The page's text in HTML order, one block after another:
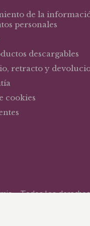
de la
personales
descargables
retracto y
cookies
– Todos los